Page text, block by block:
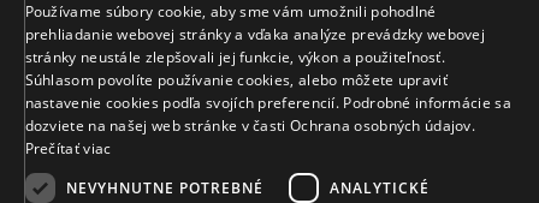
KONTAKT
Naše klenotníctva
Sídlo spoločnosti
Používame súbory cookie, aby sme vám umožnili pohodlné
prehliadanie webovej stránky a vďaka analýze prevádzky webovej
stránky neustále zlepšovali jej funkcie, výkon a použiteľnosť.
Súhlasom povolíte používanie cookies, alebo môžete upraviť
nastavenie cookies podľa svojích preferencií. Podrobné informácie sa
dozviete na našej web stránke v časti Ochrana osobných údajov.
Prečítať viac
NEVYHNUTNE POTREBNÉ
ANALYTICKÉ